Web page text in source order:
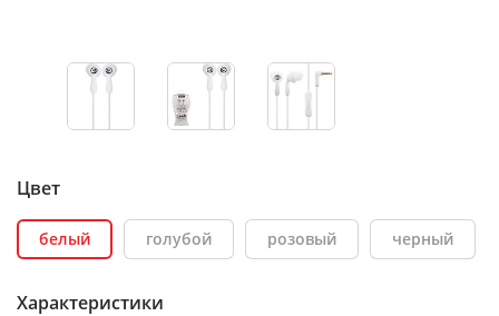
Цвет
белый голубой розовый черный
Характеристики